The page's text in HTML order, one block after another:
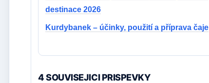
destinace 2026
Kurdybanek – účinky, použití a příprava čaje
4 SOUVISEJICI PRISPEVKY